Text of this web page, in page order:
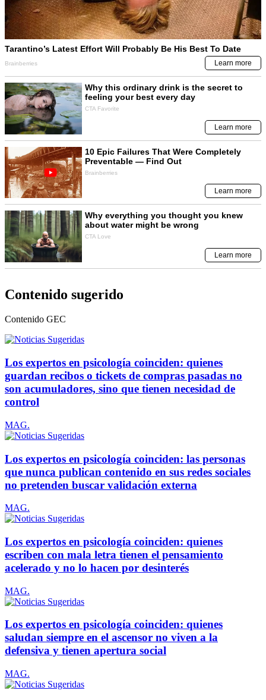
Contenido sugerido
Contenido GEC
Los expertos en psicología coinciden: quienes
guardan recibos o tickets de compras pasadas no
son acumuladores, sino que tienen necesidad de
control
MAG.
Los expertos en psicología coinciden: las personas
que nunca publican contenido en sus redes sociales
no pretenden buscar validación externa
MAG.
Los expertos en psicología coinciden: quienes
escriben con mala letra tienen el pensamiento
acelerado y no lo hacen por desinterés
MAG.
Los expertos en psicología coinciden: quienes
saludan siempre en el ascensor no viven a la
defensiva y tienen apertura social
MAG.